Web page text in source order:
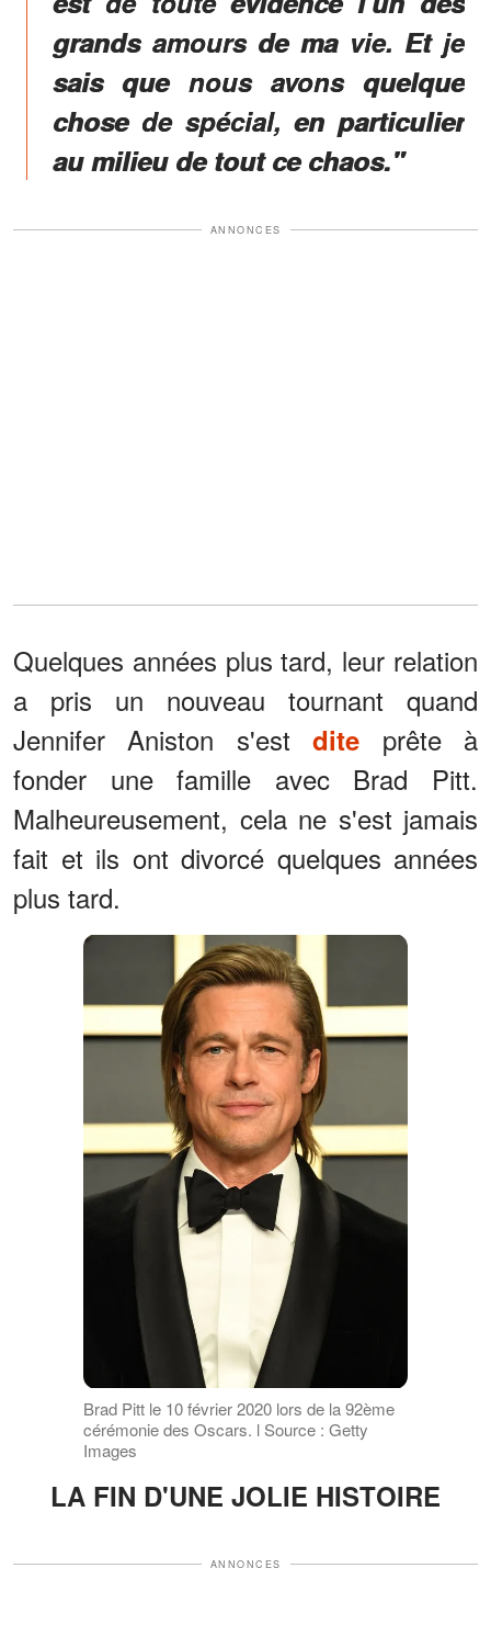
grands amours de ma vie. Et je
sais que nous avons quelque
chose de spécial, en particulier
au milieu de tout ce chaos."
ANNONCES
Quelques années plus tard, leur relation
a pris un nouveau tournant quand
Jennifer Aniston s'estdite prête à
fonder une famille avec Brad Pitt.
Malheureusement, cela ne s'est jamais
fait et ils ont divorcé quelques années
plus tard.
Brad Pitt le 10 février 2020 lors de la 92ème
cérémonie des Oscars. l Source : Getty
Images
LA FIN D'UNE JOLIE HISTOIRE
ANNONCES